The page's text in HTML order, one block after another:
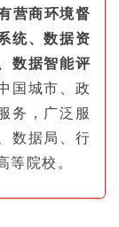
营商环境督
统、数据资
数据智能评
国城市、政
务，广泛服
数据局、行
院校。